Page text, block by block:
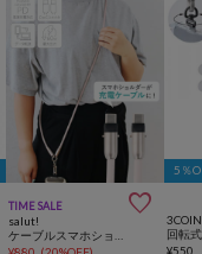
TIME SALE 
salut!
5％
¥550